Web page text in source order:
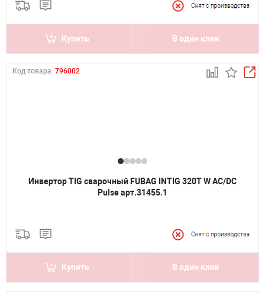
Купить В один клик
Код товара: 796002
Инвертор TIG сварочный FUBAG INTIG 320T W AC/DC
Pulse арт.31455.1
Купить В один клик